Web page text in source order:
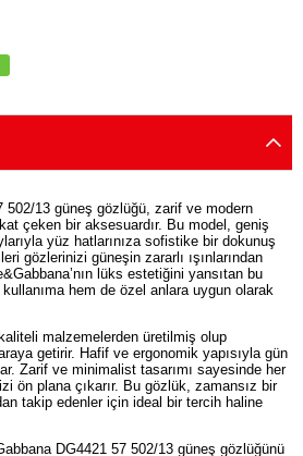
502/13 güneş gözlüğü, zarif ve modern
çeken bir aksesuardır. Bu model, geniş
yüz hatlarınıza sofistike bir dokunuş
gözlerinizi güneşin zararlı ışınlarından
lüks estetiğini yansıtan bu
hem de özel anlara uygun olarak
malzemelerden üretilmiş olup
getirir. Hafif ve ergonomik yapısıyla gün
Zarif ve minimalist tasarımı sayesinde her
ön plana çıkarır. Bu gözlük, zamansız bir
takip edenler için ideal bir tercih haline
DG4421 57 502/13 güneş gözlüğünü